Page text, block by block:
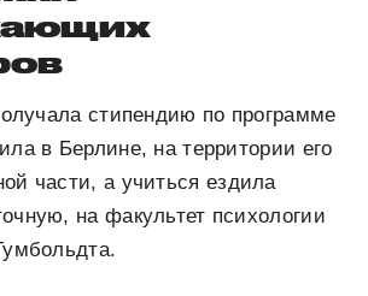
стипендию по программе
в Берлине, на территории его
части, а учиться ездила
на факультет психологии